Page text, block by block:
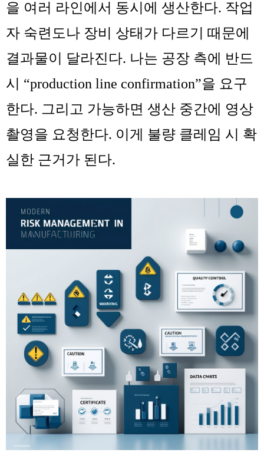
을 여러 라인에서 동시에 생산한다. 작업
자 숙련도나 장비 상태가 다르기 때문에
결과물이 달라진다. 나는 공장 측에 반드
시 “production line confirmation”을 요구
한다. 그리고 가능하면 생산 중간에 영상
촬영을 요청한다. 이게 불량 클레임 시 확
실한 근거가 된다.